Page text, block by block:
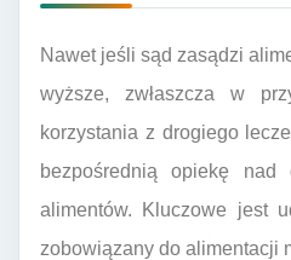
Nawet jeśli sąd zasądzi
wyższe, zwłaszcza w
korzystania z drogiego
bezpośrednią opiekę
alimentów. Kluczowe jest
zobowiązany do alimentacji